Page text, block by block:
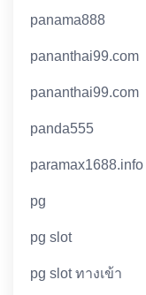
panama888
pananthai99.com
pananthai99.com
panda555
paramax1688.info
pg
pg slot
pg slot ทางเข้า